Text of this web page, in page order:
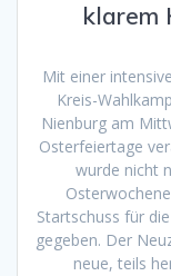
klarem
Mit einer
Kreis-
Nienburg am
Osterfeiertage
wurde nicht
Startschuss für
gegeben. Der
neue, teils